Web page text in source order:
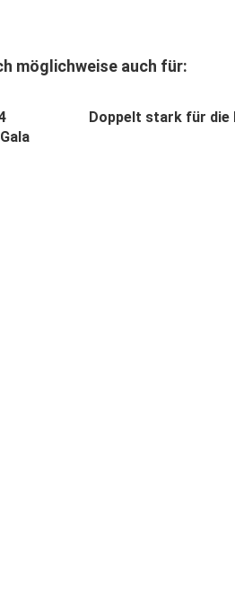
möglichweise auch für:
Doppelt stark für die